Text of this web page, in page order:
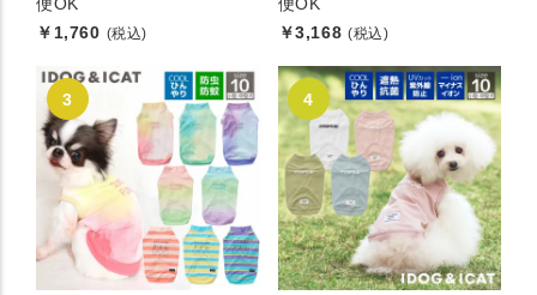
￥1,760 (税込)
￥3,168 (税込)